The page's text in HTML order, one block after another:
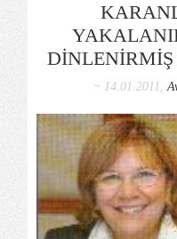
~ 14.01.2011,